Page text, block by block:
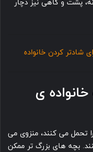
پشت و گاهی نیز دچار
شادتر کردن خانواده
ی
تحمل می کنند، منزوی می
بچه های بزرگ تر ممکن